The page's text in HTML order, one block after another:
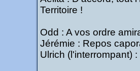
Territoire !
Odd : A vos ordre
Jérémie : Repos
Ulrich (l'interrompant)